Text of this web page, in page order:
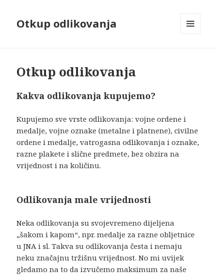
Otkup odlikovanja
Otkup odlikovanja
Kakva odlikovanja kupujemo?
Kupujemo sve vrste odlikovanja: vojne ordene i
medalje, vojne oznake (metalne i platnene), civilne
ordene i medalje, vatrogasna odlikovanja i oznake,
razne plakete i slične predmete, bez obzira na
vrijednost i na količinu.
Odlikovanja male vrijednosti
Neka odlikovanja su svojevremeno dijeljena
„šakom i kapom“, npr. medalje za razne obljetnice
u JNA i sl. Takva su odlikovanja česta i nemaju
neku značajnu tržišnu vrijednost. No mi uvijek
gledamo na to da izvučemo maksimum za naše